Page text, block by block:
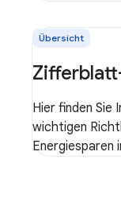
Übersicht
Hier finden Sie
wichtigen
Energiesparen